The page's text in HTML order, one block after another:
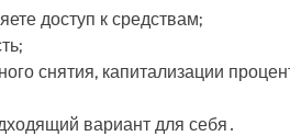
доступ к средствам;
снятия, капитализации
вариант для себя․